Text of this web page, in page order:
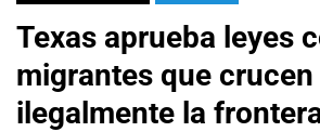
Texas aprueba leyes
migrantes que crucen
ilegalmente la